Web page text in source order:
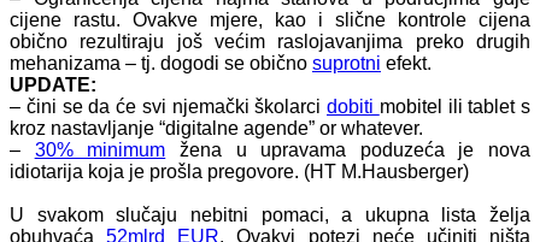
cijene rastu. Ovakve mjere, kao i slične kontrole cijena
obično rezultiraju još većim raslojavanjima preko drugih
mehanizama – tj. dogodi se obično suprotni efekt.
UPDATE:
– čini se da će svi njemački školarci dobiti mobitel ili tablet s
kroz nastavljanje “digitalne agende” or whatever.
– 30% minimum žena u upravama poduzeća je nova
idiotarija koja je prošla pregovore. (HT M.Hausberger)
U svakom slučaju nebitni pomaci, a ukupna lista želja
obuhvaća52mlrd EUR. Ovakvi potezi neće učiniti ništa